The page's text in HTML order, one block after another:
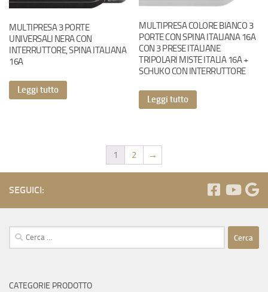
MULTIPRESA 3 PORTE
UNIVERSALI NERA CON
INTERRUTTORE, SPINA ITALIANA
16A
Leggi tutto
MULTIPRESA COLORE BIANCO 3
PORTE CON SPINA ITALIANA 16A
CON 3 PRESE ITALIANE
TRIPOLARI MISTE ITALIA 16A +
SCHUKO CON INTERRUTTORE
Leggi tutto
1 2 →
SEGUICI:
Ricerca
per:
CATEGORIE PRODOTTO